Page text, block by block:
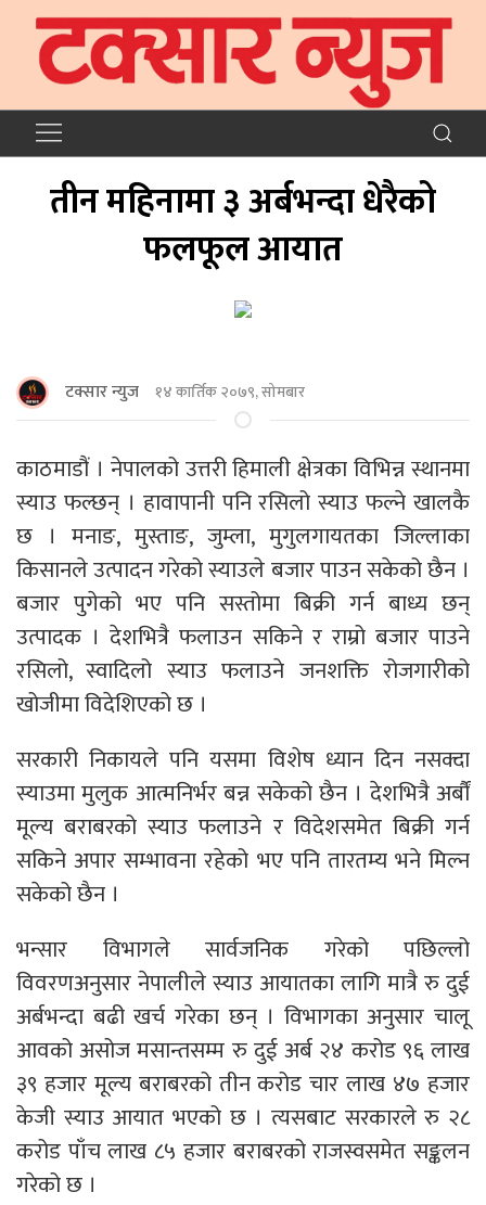
तीन महिनामा ३ अर्बभन्दा धेरैको
फलफूल आयात
टक्सार न्युज १४ कार्तिक २०७९, सोमबार
काठमाडौं । नेपालको उत्तरी हिमाली क्षेत्रका विभिन्न स्थानमा
स्याउ फल्छन् । हावापानी पनि रसिलो स्याउ फल्ने खालकै
छ । मनाङ, मुस्ताङ, जुम्ला, मुगुलगायतका जिल्लाका
किसानले उत्पादन गरेको स्याउले बजार पाउन सकेको छैन ।
बजार पुगेको भए पनि सस्तोमा बिक्री गर्न बाध्य छन्
उत्पादक । देशभित्रै फलाउन सकिने र राम्रो बजार पाउने
रसिलो, स्वादिलो स्याउ फलाउने जनशक्ति रोजगारीको
खोजीमा विदेशिएको छ ।
सरकारी निकायले पनि यसमा विशेष ध्यान दिन नसक्दा
स्याउमा मुलुक आत्मनिर्भर बन्न सकेको छैन । देशभित्रै अर्बौं
मूल्य बराबरको स्याउ फलाउने र विदेशसमेत बिक्री गर्न
सकिने अपार सम्भावना रहेको भए पनि तारतम्य भने मिल्न
सकेको छैन ।
भन्सार विभागले सार्वजनिक गरेको पछिल्लो
विवरणअनुसार नेपालीले स्याउ आयातका लागि मात्रै रु दुई
अर्बभन्दा बढी खर्च गरेका छन् । विभागका अनुसार चालू
आवको असोज मसान्तसम्म रु दुई अर्ब २४ करोड ९६ लाख
३९ हजार मूल्य बराबरको तीन करोड चार लाख ४७ हजार
केजी स्याउ आयात भएको छ । त्यसबाट सरकारले रु २८
करोड पाँच लाख ८५ हजार बराबरको राजस्वसमेत सङ्कलन
गरेको छ ।